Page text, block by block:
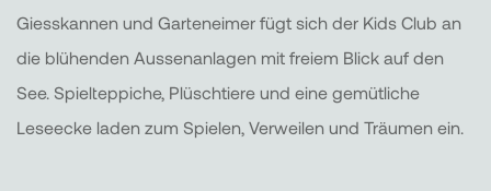
Giesskannen und Garteneimer fügt sich der Kids Club an
die blühenden Aussenanlagen mit freiem Blick auf den
See. Spielteppiche, Plüschtiere und eine gemütliche
Leseecke laden zum Spielen, Verweilen und Träumen ein.